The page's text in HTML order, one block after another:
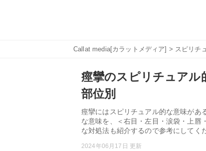
Callat media[カラットメディア] > スピリチ
痙攣のスピリチュアル
部位別
痙攣にはスピリチュアル的な意味があ
な意味を、＜右目・左目・涙袋・上唇
な対処法も紹介するので参考にしてく
2024年06月17日 更新